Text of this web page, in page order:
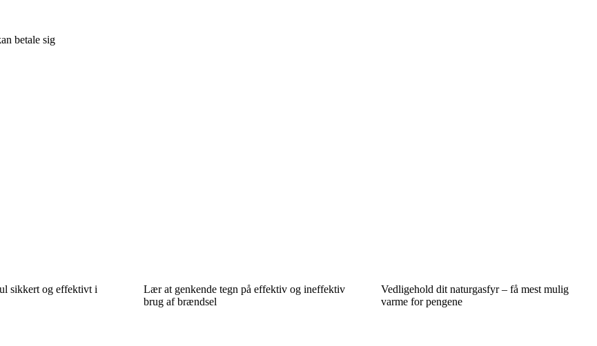
betale sig
sikkert og effektivt i
Lær at genkende tegn på effektiv og ineffektiv
brug af brændsel
Vedligehold dit naturgasfyr – få mest mulig
varme for pengene